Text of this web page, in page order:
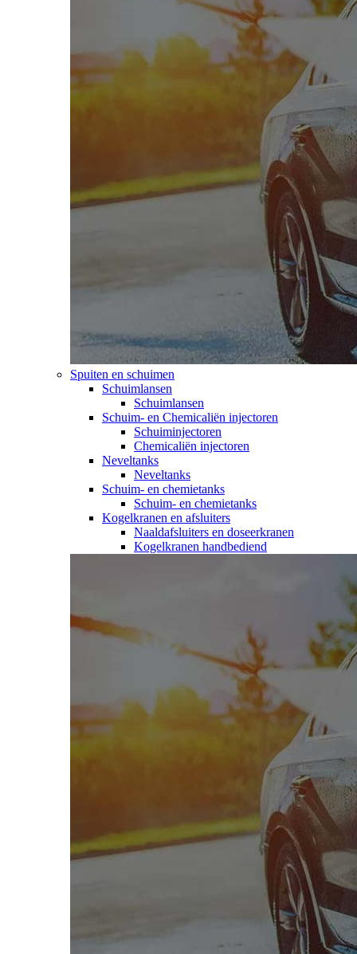
Spuiten en schuimen
Schuimlansen
Schuimlansen
Schuim- en Chemicaliën injectoren
Schuiminjectoren
Chemicaliën injectoren
Neveltanks
Neveltanks
Schuim- en chemietanks
Schuim- en chemietanks
Kogelkranen en afsluiters
Naaldafsluiters en doseerkranen
Kogelkranen handbediend